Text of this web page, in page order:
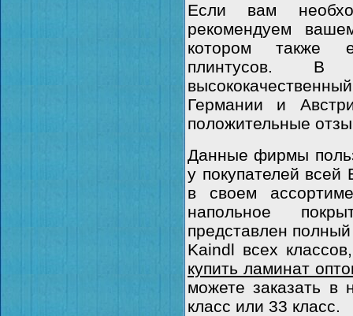
Если вам
рекомендуем
котором также
плинтусов. В
Германии и
положительные
Данные фирмы
у покупателей
в своем
напольное
представлен
Kaindl всех
купить ламинат
можете заказать в
класс или 33 класс.